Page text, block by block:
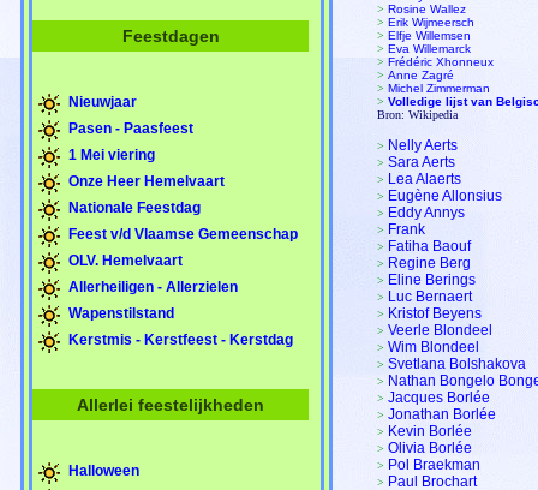
Feestdagen
Nieuwjaar
Pasen - Paasfeest
1 Mei viering
Onze Heer Hemelvaart
Nationale Feestdag
Feest v/d Vlaamse Gemeenschap
OLV. Hemelvaart
Allerheiligen - Allerzielen
Wapenstilstand
Kerstmis - Kerstfeest - Kerstdag
Allerlei feestelijkheden
Halloween
> Rosine Wallez
> Erik Wijmeersch
> Elfje Willemsen
> Eva Willemarck
> Frédéric Xhonneux
> Anne Zagré
> Michel Zimmerman
> Volledige lijst van
Bron: Wikipedia
> Nelly Aerts
> Sara Aerts
> Lea Alaerts
> Eugène Allonsius
> Eddy Annys
> Frank
> Fatiha Baouf
> Regine Berg
> Eline Berings
> Luc Bernaert
> Kristof Beyens
> Veerle Blondeel
> Wim Blondeel
> Svetlana Bolshakova
> Nathan Bongelo
> Jacques Borlée
> Jonathan Borlée
> Kevin Borlée
> Olivia Borlée
> Pol Braekman
> Paul Brochart